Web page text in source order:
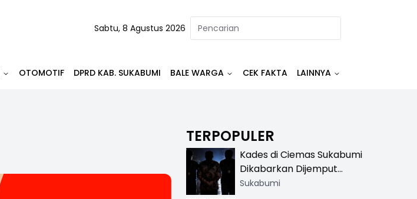
Sabtu, 8 Agustus 2026
OTOMOTIF DPRD KAB. SUKABUMI BALE WARGA CEK FAKTA LAINNYA
TERPOPULER
Kades di Ciemas Sukabumi
Dikabarkan Dijemput
Satnarkoba, Polisi
Sukabumi